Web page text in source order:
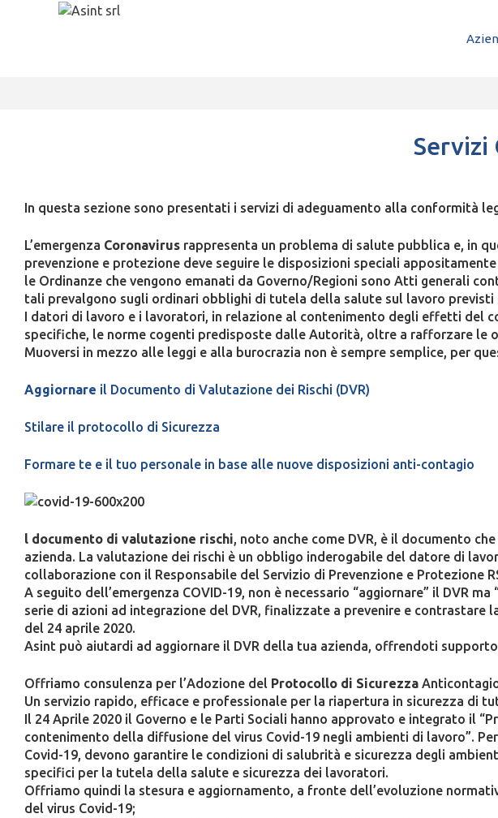
Servizi
In questa sezione sono presentati i servizi di adeguamento alla conformità
L’emergenza Coronavirus rappresenta un problema di salute pubblica e, in
prevenzione e protezione deve seguire le disposizioni speciali
le Ordinanze che vengono emanati da Governo/Regioni sono Atti generali
tali prevalgono sugli ordinari obblighi di tutela della salute sul lavoro previsti
I datori di lavoro e i lavoratori, in relazione al contenimento degli effetti del
specifiche, le norme cogenti predisposte dalle Autorità, oltre a rafforzare le
Muoversi in mezzo alle leggi e alla burocrazia non è sempre semplice, per
Aggiornare il Documento di Valutazione dei Rischi (DVR)
Stilare il protocollo di Sicurezza
Formare te e il tuo personale in base alle nuove disposizioni anti-contagio
l documento di valutazione rischi, noto anche come DVR, è il documento
azienda. La valutazione dei rischi è un obbligo inderogabile del datore di
collaborazione con il Responsabile del Servizio di Prevenzione e Protezione
A seguito dell’emergenza COVID-19, non è necessario “aggiornare” il DVR
serie di azioni ad integrazione del DVR, finalizzate a prevenire e
del 24 aprile 2020.
Asint può aiutardi ad aggiornare il DVR della tua azienda, offrendoti
Offriamo consulenza per l’Adozione del Protocollo di Sicurezza
Un servizio rapido, efficace e professionale per la riapertura in sicurezza di
Il 24 Aprile 2020 il Governo e le Parti Sociali hanno approvato e integrato il
contenimento della diffusione del virus Covid-19 negli ambienti di lavoro”.
Covid-19, devono garantire le condizioni di salubrità e sicurezza degli
specifici per la tutela della salute e sicurezza dei lavoratori.
Offriamo quindi la stesura e aggiornamento, a fronte dell’evoluzione
del virus Covid-19;